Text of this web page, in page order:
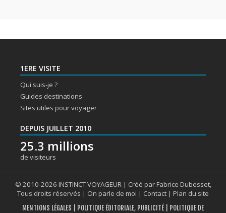
1ERE VISITE
Qui suis-je ?
Guides destinations
Sites utiles pour voyager
DEPUIS JUILLET 2010
25.3 millions
de visiteurs
© 2010-2026 INSTINCT VOYAGEUR | Créé par Fabrice Dubesset,
Tous droits réservés | On parle de moi | Contact | Plan du site
MENTIONS LÉGALES POLITIQUE ÉDITORIALE, PUBLICITÉ POLITIQUE DE